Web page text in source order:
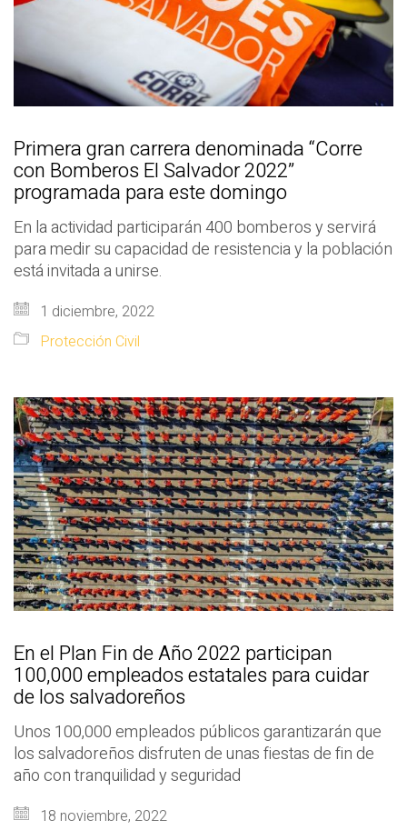
Primera gran carrera denominada “Corre
con Bomberos El Salvador 2022”
programada para este domingo
En la actividad participarán 400 bomberos y servirá
para medir su capacidad de resistencia y la población
está invitada a unirse.
1 diciembre, 2022
Protección Civil
En el Plan Fin de Año 2022 participan
100,000 empleados estatales para cuidar
de los salvadoreños
Unos 100,000 empleados públicos garantizarán que
los salvadoreños disfruten de unas fiestas de fin de
año con tranquilidad y seguridad
18 noviembre, 2022